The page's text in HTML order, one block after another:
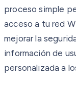
proceso simple
acceso a tu red
mejorar la
información de
personalizada a